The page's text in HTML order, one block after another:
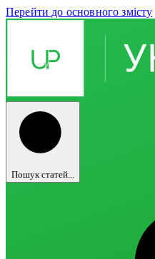
Перейти до основного змісту
Пошук статей...